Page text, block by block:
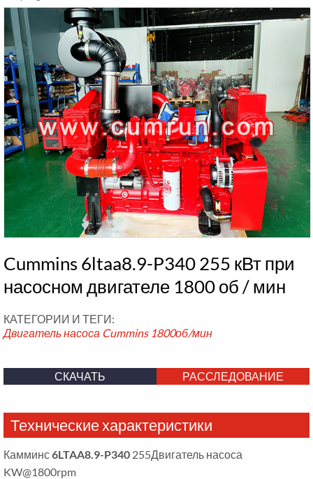
Cummins 6ltaa8.9-P340 255 кВт при
насосном двигателе 1800 об / мин
КАТЕГОРИИ И ТЕГИ:
Двигатель насоса Cummins 1800об/мин
СКАЧАТЬ РАССЛЕДОВАНИЕ
Технические характеристики
Камминс6LTAA8.9-P340 255Двигатель насоса
KW@1800rpm